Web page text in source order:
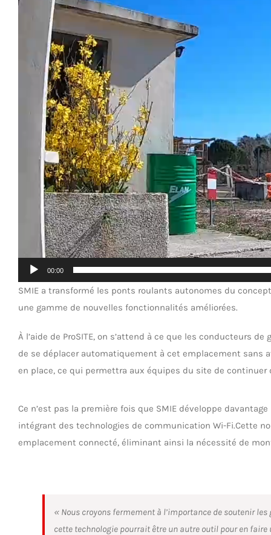
00:00
SMIE a transformé les ponts roulants autonomes du
une gamme de nouvelles fonctionnalités améliorées.
À l’aide de ProSITE, on s’attend à ce que les conducteurs
de se déplacer automatiquement à cet emplacement sans
en place, ce qui permettra aux équipes du site de
Ce n’est pas la première fois que SMIE développe
intégrant des technologies de communication Wi-Fi.Cette
emplacement connecté, éliminant ainsi la nécessité de
« Nous croyons fermement à l’importance de soutenir
cette technologie pourrait être un autre outil pour en